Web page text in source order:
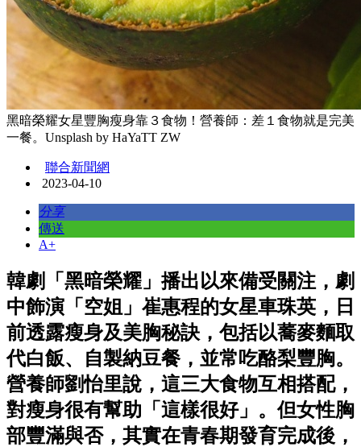
黑暗榮耀女星豐胸瘦身靠３食物！營養師：差１食物就是完美
一餐。Unsplash by HaYaTT ZW
聯合新聞網
2023-04-10
分享
傳送
A+
韓劇「黑暗榮耀」播出以來備受關注，劇
中飾演「空姐」崔惠程的女星車珠英，日
前透露瘦身及美胸秘訣，包括以蕎麥麵取
代白飯、自製納豆餐，並常吃酪梨豐胸。
營養師劉怡里說，這三大食物互相搭配，
對瘦身很有幫助「這樣很好」。但女性胸
部豐滿與否，其實在青春期發育完成後，